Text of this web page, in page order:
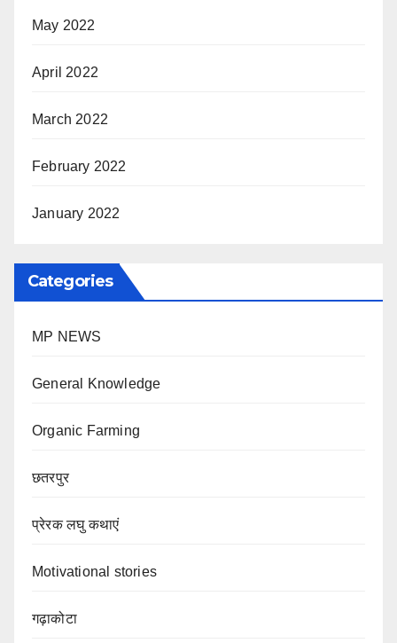
May 2022
April 2022
March 2022
February 2022
January 2022
Categories
MP NEWS
General Knowledge
Organic Farming
छतरपुर
प्रेरक लघु कथाएं
Motivational stories
गढ़ाकोटा